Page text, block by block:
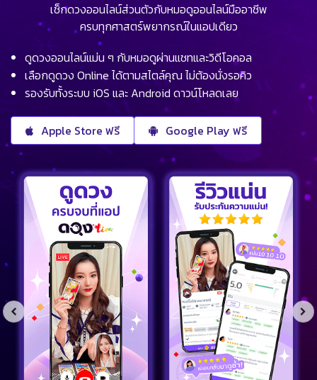
เช็กดวงออนไลน์ส่วนตัวกับหมอดูออนไลน์มืออาชีพ
ครบทุกศาสตร์พยากรณ์ในแอปเดียว
ดูดวงออนไลน์แม่น ๆ กับหมอดูผ่านแชทและวิดีโอคอล
เลือกดูดวง Online ได้ตามสไตล์คุณ ไม่ต้องนั่งรอคิว
รองรับทั้งระบบ iOS และ Android ดาวน์โหลดเลย
Apple Store ฟรี Google Play ฟรี